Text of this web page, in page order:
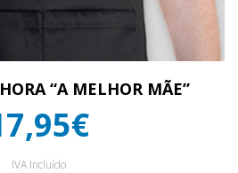
“A MELHOR MÃE”
IVA Incluído